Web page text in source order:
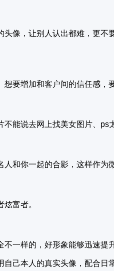
像，让别人认出都难，更
要增加和客户间的信任感，
能说去网上找美女图片、
和你一起的合影，这样作为
富者。
一样的，好形象能够迅速提
自己本人的真实头像，配合